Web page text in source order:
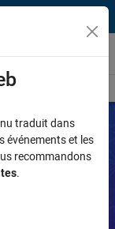
du menu
de
traduit dans
événements et les
recommandons
.